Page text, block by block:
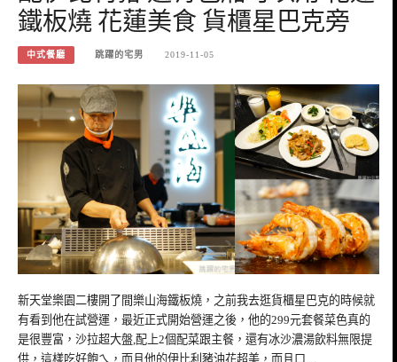
鐵板燒 花蓮美食 貨櫃星巴克旁
中式餐廳 跳躍的宅男 2019-11-05
新天堂樂園二樓開了間樂山海鐵板燒，之前我去逛貨櫃星巴克的時候就
有看到他在試營運，最近正式開始營運之後，他的299元套餐菜色真的
是很豐富，沙拉超大盤,配上2個配菜跟主餐，還有冰沙濃湯飲料無限提
供，這樣吃好飽ㄟ，而且他的伊比利豬油花超美，而且口…